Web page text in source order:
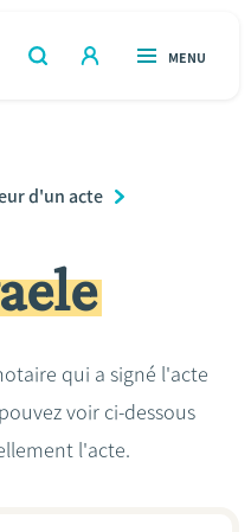
OUVERT
RECHERCHER
OUVERT
MENU
d'un acte
qui a signé l'acte
voir ci-dessous
l'acte.